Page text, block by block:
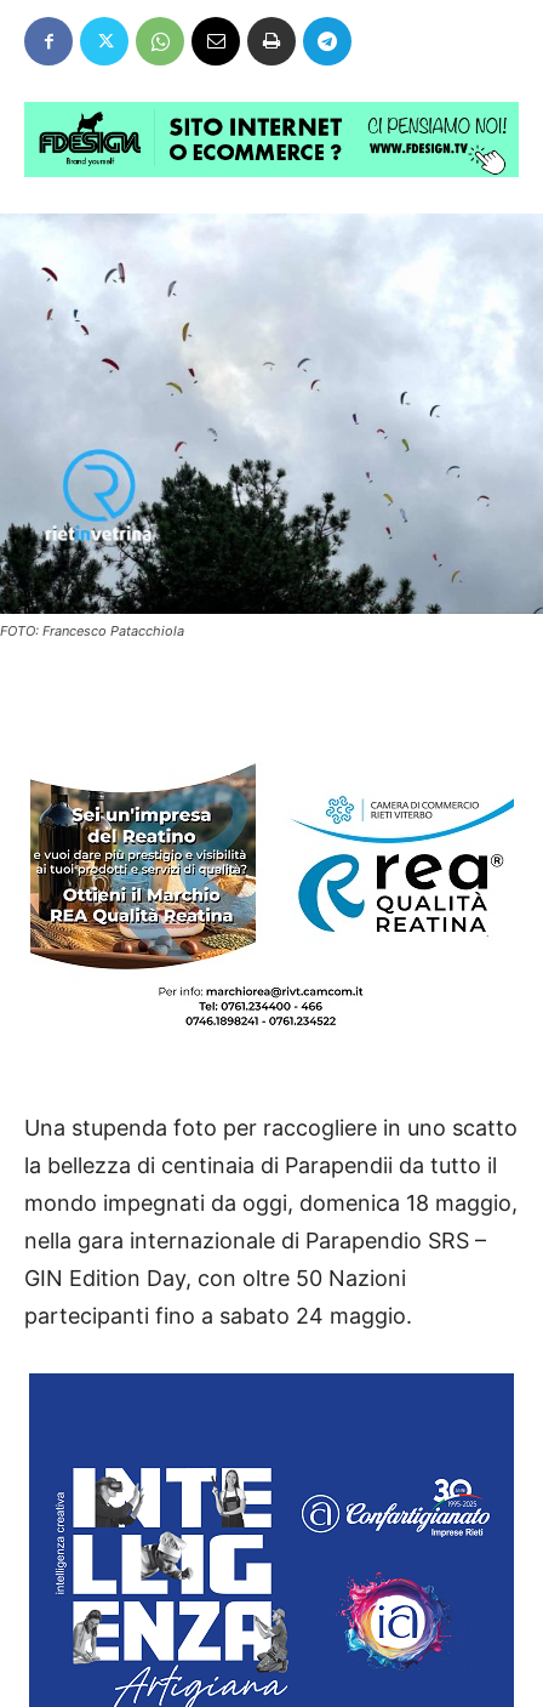
FOTO: Francesco Patacchiola
Una stupenda foto per raccogliere in uno scatto
la bellezza di centinaia di Parapendii da tutto il
mondo impegnati da oggi, domenica 18 maggio,
nella gara internazionale di Parapendio SRS –
GIN Edition Day, con oltre 50 Nazioni
partecipanti fino a sabato 24 maggio.